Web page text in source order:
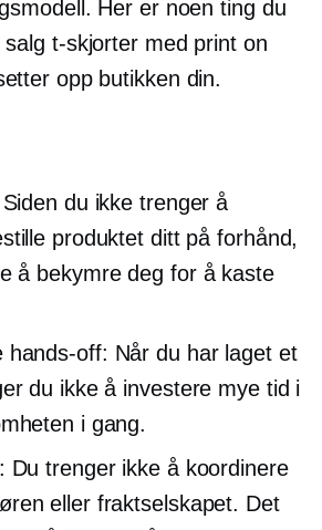
Her er noen ting du
t-skjortermed print on
opp butikken din.
du ikke trenger å
produktet ditt på forhånd,
å bekymre deg for å kaste
hands-off: Når du har laget et
du ikke å investere mye tid i
i gang.
Du trenger ikke å koordinere
eller fraktselskapet. Det